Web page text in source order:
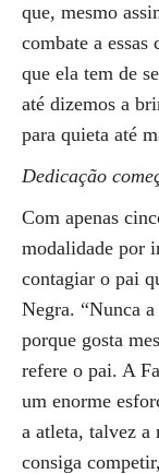
que, mesmo
combate a
que ela tem de
até dizemos a
para quieta até
Dedicação
Com apenas
modalidade por
contagiar o pai
Negra. “Nunca
porque gosta
refere o pai. A
um enorme
a atleta, talvez a
consiga